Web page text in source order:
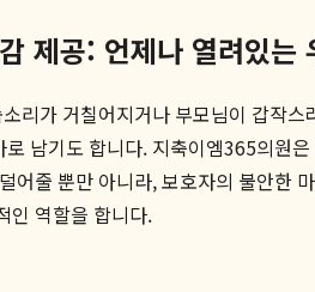
제공: 언제나 열려있는
리가 거칠어지거나 부모님이 갑작
남기도 합니다. 지축이엠365의원
어줄 뿐만 아니라, 보호자의 불안한
인 역할을 합니다.